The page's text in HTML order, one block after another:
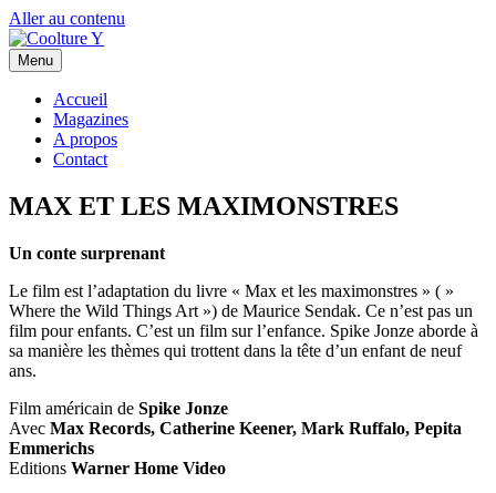
Aller au contenu
Menu
Accueil
Magazines
A propos
Contact
MAX ET LES MAXIMONSTRES
Un conte surprenant
Le film est l’adaptation du livre « Max et les maximonstres » ( »
Where the Wild Things Art ») de Maurice Sendak. Ce n’est pas un
film pour enfants. C’est un film sur l’enfance. Spike Jonze aborde à
sa manière les thèmes qui trottent dans la tête d’un enfant de neuf
ans.
Film américain de Spike Jonze
Avec Max Records, Catherine Keener, Mark Ruffalo, Pepita
Emmerichs
Editions Warner Home Video